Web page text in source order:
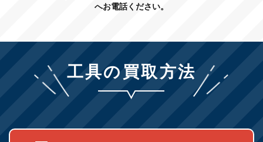
へお電話ください。
工具の買取方法